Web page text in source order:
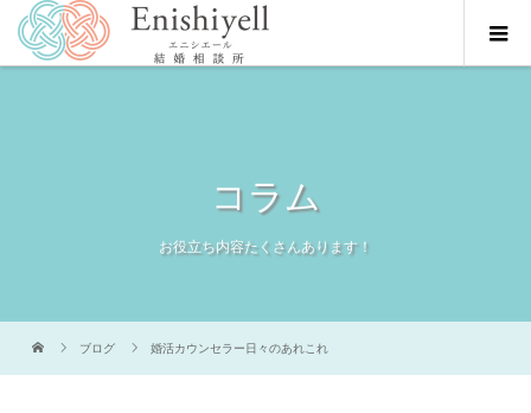
コラム
お役立ち内容たくさんあります！
ブログ 婚活カウンセラー日々のあれこれ